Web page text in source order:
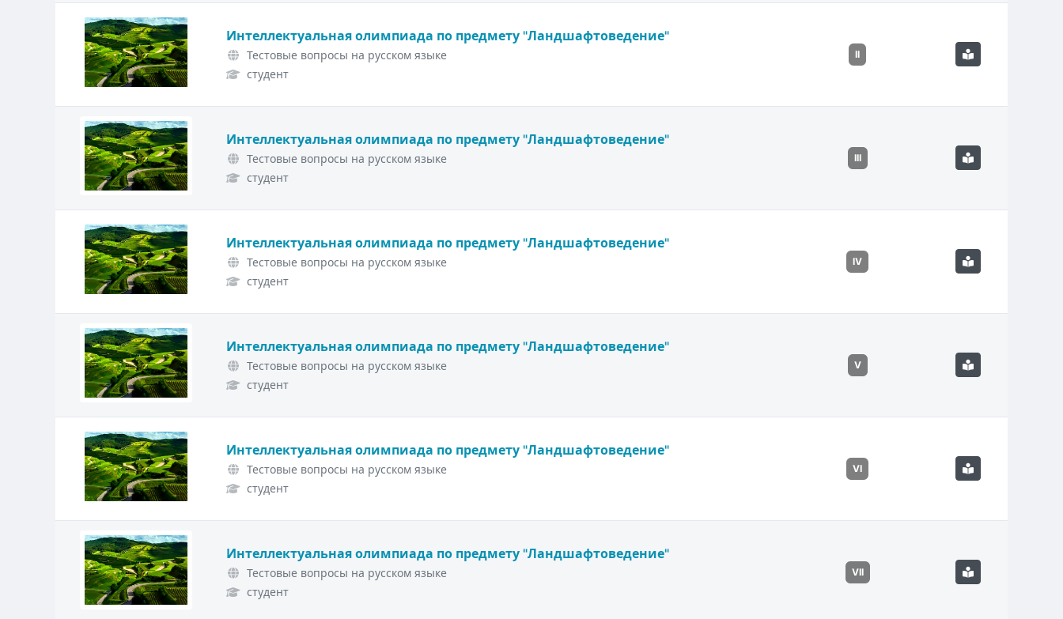
Интеллектуальная олимпиада по предмету "Ландшафтоведение"
Тестовые вопросы на русском языке
студент
II
Интеллектуальная олимпиада по предмету "Ландшафтоведение"
Тестовые вопросы на русском языке
студент
III
Интеллектуальная олимпиада по предмету "Ландшафтоведение"
Тестовые вопросы на русском языке
студент
IV
Интеллектуальная олимпиада по предмету "Ландшафтоведение"
Тестовые вопросы на русском языке
студент
V
Интеллектуальная олимпиада по предмету "Ландшафтоведение"
Тестовые вопросы на русском языке
студент
VI
Интеллектуальная олимпиада по предмету "Ландшафтоведение"
Тестовые вопросы на русском языке
студент
VII